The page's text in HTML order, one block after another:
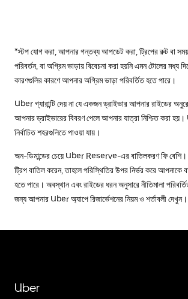
*স্টপ যোগ করা, আপনার গন্তব্য আপডেট করা, ট্রিপের রুট বা
পরিবর্তন, বা অগ্রিম ভাড়ায় বিবেচনা করা হয়নি এমন টোলের মধ্য
কারণগুলির কারণে আপনার অগ্রিম ভাড়া পরিবর্তিত হতে পারে।
Uber গ্যারান্টি দেয় না যে একজন ড্রাইভার আপনার রাইডের
আপনার ড্রাইভারের বিবরণ পেলে আপনার যাত্রা নিশ্চিত করা
নির্বাচিত শহরগুলিতে পাওয়া যায়।
অন-ডিমান্ডের চেয়ে Uber Reserve-এর বাতিলকরণ ফি বেশি।
ট্রিপ বাতিল করেন, তাহলে পরিস্থিতির উপর নির্ভর করে আপনাকে
হতে পারে। অবস্থান এবং রাইডের ধরন অনুসারে নীতিমালা
জন্য আপনার Uber অ্যাপে রিজার্ভেশনের নিয়ম ও শর্তাবলী দেখুন।
Uber